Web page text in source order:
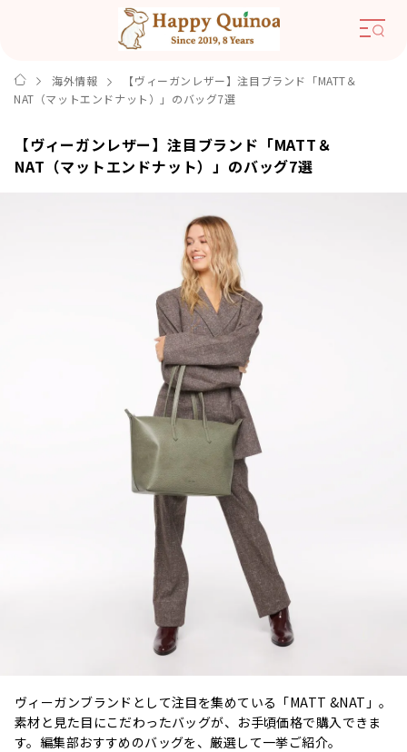
海外情報
【ヴィーガンレザー】注目ブランド「MATT＆
NAT（マットエンドナット）」のバッグ7選
【ヴィーガンレザー】注目ブランド「MATT＆
NAT（マットエンドナット）」のバッグ7選
ヴィーガンブランドとして注目を集めている「MATT &NAT」。
素材と見た目にこだわったバッグが、お手頃価格で購入できま
す。編集部おすすめのバッグを、厳選して一挙ご紹介。